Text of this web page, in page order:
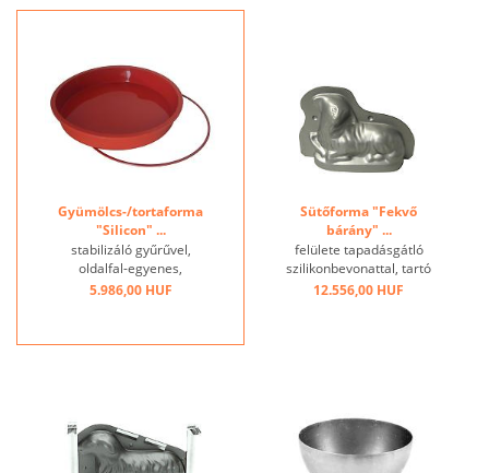
szétszerelhető, ...
Gyümölcs-/tortaforma
"Silicon" ...
stabilizáló gyűrűvel,
oldalfal-egyenes,
hőmérséklet-tartomány: -60
tapadásmentes hatás ...
5.986,00 HUF
Sütőforma "Fekvő
bárány" ...
felülete tapadásgátló
szilikonbevonattal, tartó
kapoccsal ...
12.556,00 HUF